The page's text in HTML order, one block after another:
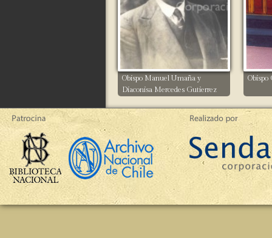
Obispo Manuel Umaña y
Diaconisa Mercedes Gutierrez
Obispo